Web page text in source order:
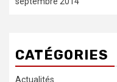
CATÉGORIES
Actualités